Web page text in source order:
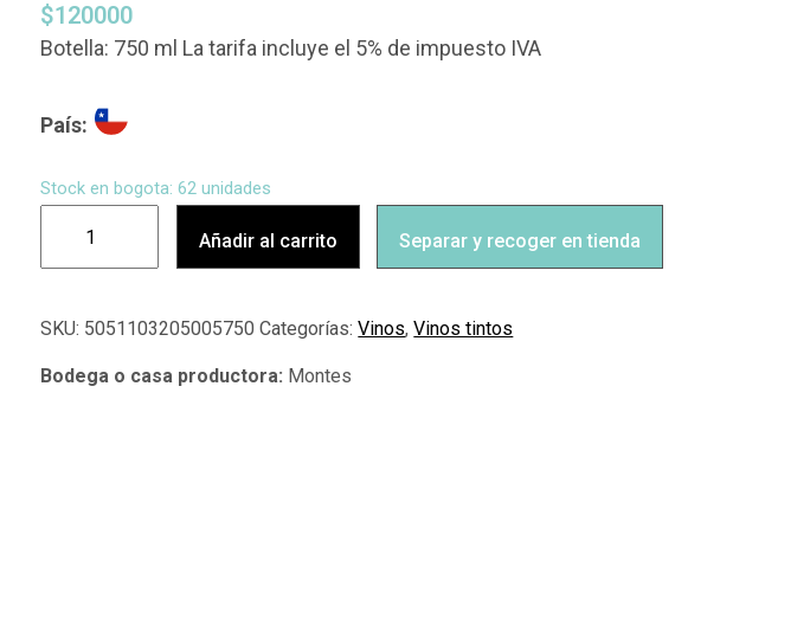
$120000
Botella: 750 ml La tarifa incluye el 5% de impuesto IVA
País:
Stock en bogota: 62 unidades
Añadir al carrito Separar y recoger en tienda
SKU: 5051103205005750 Categorías:Vinos,Vinos tintos
Montes